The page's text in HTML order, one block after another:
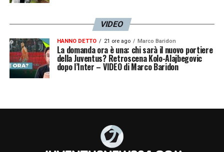
VIDEO
HANNO DETTO 21 ore ago Marco Baridon
La domanda ora è una: chi sarà il nuovo portiere
della Juventus? Retroscena Kolo-Alajbegovic
dopo l’Inter – VIDEO di Marco Baridon